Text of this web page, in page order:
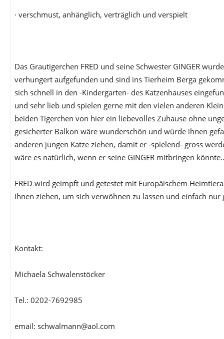
· verschmust, anhänglich, verträglich und verspielt
Das Grautigerchen FRED und seine Schwester GINGER
verhungert aufgefunden und sind ins Tierheim Berga
sich schnell in den -Kindergarten- des Katzenhauses
und sehr lieb und spielen gerne mit den vielen anderen
beiden Tigerchen von hier ein liebevolles Zuhause ohne
gesicherter Balkon wäre wunderschön und würde ihnen
anderen jungen Katze ziehen, damit er -spielend- gross
wäre es natürlich, wenn er seine GINGER mitbringen
FRED wird geimpft und getestet mit Europäischem
Ihnen ziehen, um sich verwöhnen zu lassen und einfach
Kontakt:
Michaela Schwalenstöcker
Tel.: 0202-7692985
email: schwalmann@aol.com